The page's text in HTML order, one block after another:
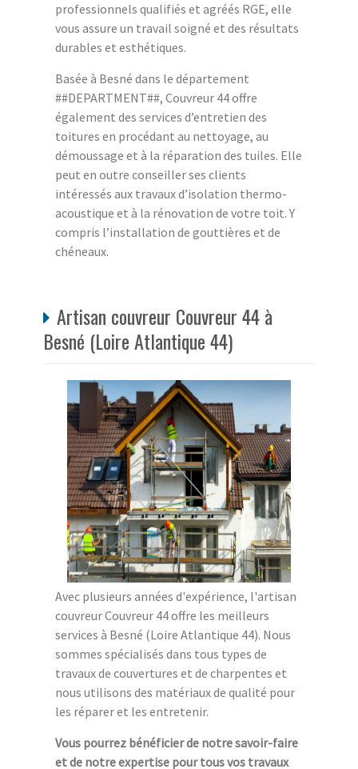
professionnels qualifiés et agréés RGE, elle
vous assure un travail soigné et des résultats
durables et esthétiques.
Basée à Besné dans le département
##DEPARTMENT##, Couvreur 44 offre
également des services d’entretien des
toitures en procédant au nettoyage, au
démoussage et à la réparation des tuiles. Elle
peut en outre conseiller ses clients
intéressés aux travaux d’isolation thermo-
acoustique et à la rénovation de votre toit. Y
compris l’installation de gouttières et de
chéneaux.
Artisan couvreur Couvreur 44 à
Besné (Loire Atlantique 44)
Avec plusieurs années d'expérience, l'artisan
couvreur Couvreur 44 offre les meilleurs
services à Besné (Loire Atlantique 44). Nous
sommes spécialisés dans tous types de
travaux de couvertures et de charpentes et
nous utilisons des matériaux de qualité pour
les réparer et les entretenir.
Vous pourrez bénéficier de notre savoir-faire
et de notre expertise pour tous vos travaux